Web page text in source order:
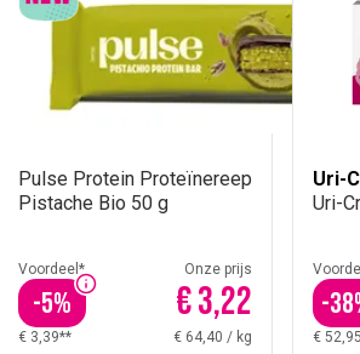
Pulse Protein Proteïnereep
Pistache Bio 50 g
Voordeel*
-5%
Onze prijs
€ 3,22
€ 3,39** € 64,40 / kg
Uri-
Uri-
-38
€